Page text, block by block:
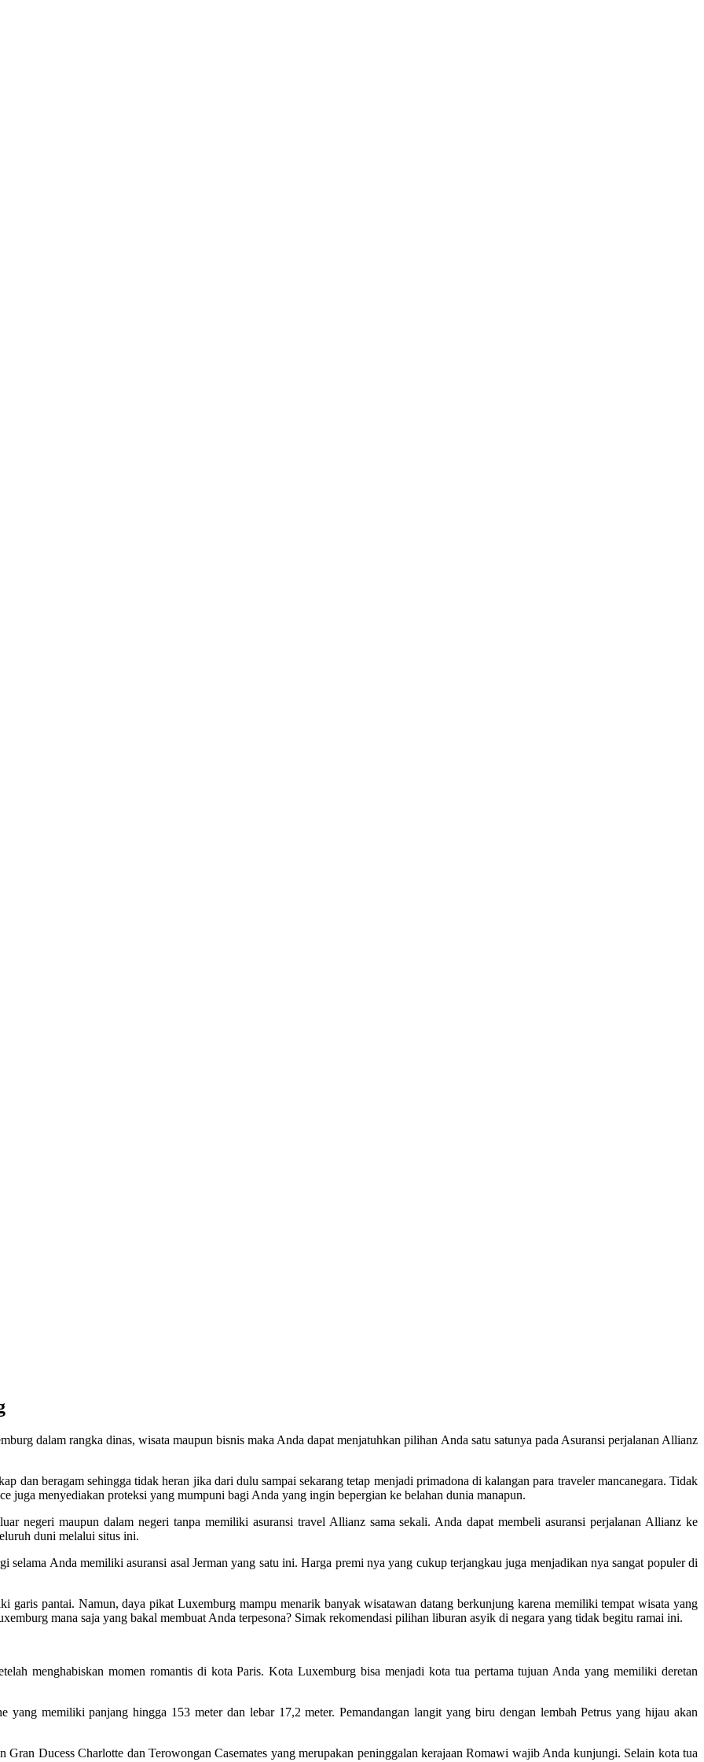
dalam rangka dinas, wisata maupun bisnis maka Anda dapat menjatuhkan pilihan Anda satu satunya pada Asuransi perjalanan Allianz
dan beragam sehingga tidak heran jika dari dulu sampai sekarang tetap menjadi primadona di kalangan para traveler mancanegara. Tidak
juga menyediakan proteksi yang mumpuni bagi Anda yang ingin bepergian ke belahan dunia manapun.
negeri maupun dalam negeri tanpa memiliki asuransi travel Allianz sama sekali. Anda dapat membeli asuransi perjalanan Allianz ke
duni melalui situs ini.
selama Anda memiliki asuransi asal Jerman yang satu ini. Harga premi nya yang cukup terjangkau juga menjadikan nya sangat populer di
garis pantai. Namun, daya pikat Luxemburg mampu menarik banyak wisatawan datang berkunjung karena memiliki tempat wisata yang
mana saja yang bakal membuat Anda terpesona? Simak rekomendasi pilihan liburan asyik di negara yang tidak begitu ramai ini.
menghabiskan momen romantis di kota Paris. Kota Luxemburg bisa menjadi kota tua pertama tujuan Anda yang memiliki deretan
yang memiliki panjang hingga 153 meter dan lebar 17,2 meter. Pemandangan langit yang biru dengan lembah Petrus yang hijau akan
Ducess Charlotte dan Terowongan Casemates yang merupakan peninggalan kerajaan Romawi wajib Anda kunjungi. Selain kota tua